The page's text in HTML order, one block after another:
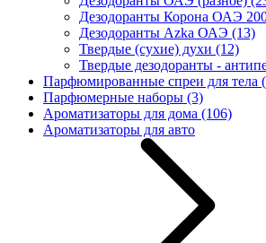
Дезодоранты Корона ОАЭ
Дезодоранты Azka ОАЭ (13)
Твердые (сухие) духи (12)
Твердые дезодоранты -
Парфюмированные спреи для тела
Парфюмерные наборы (3)
Ароматизаторы для дома (106)
Ароматизаторы для авто